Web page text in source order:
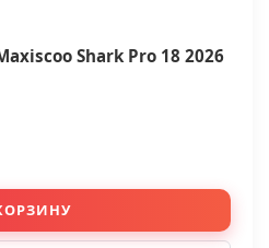
Shark Pro 18 2026